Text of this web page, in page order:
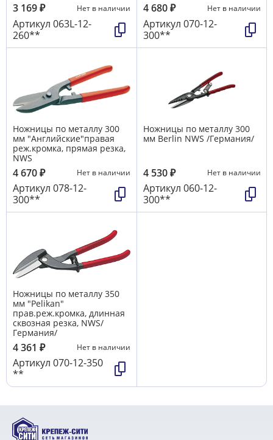
3 169₽ Нет в наличии
Артикул 063L-12-
260**
4 680₽ Нет в наличии
Артикул 070-12-
300**
Ножницы по металлу 300
мм "Английские"правая
реж.кромка, прямая резка,
NWS
4 670₽ Нет в наличии
Артикул 078-12-
300**
Ножницы по металлу 300
мм Вerlin NWS /Германия/
4 530₽ Нет в наличии
Артикул 060-12-
300**
Ножницы по металлу 350
мм "Pelikan"
прав.реж.кромка, длинная
сквозная резка, NWS/
Германия/
4 361 ₽ Нет в наличии
Артикул 070-12-350
**